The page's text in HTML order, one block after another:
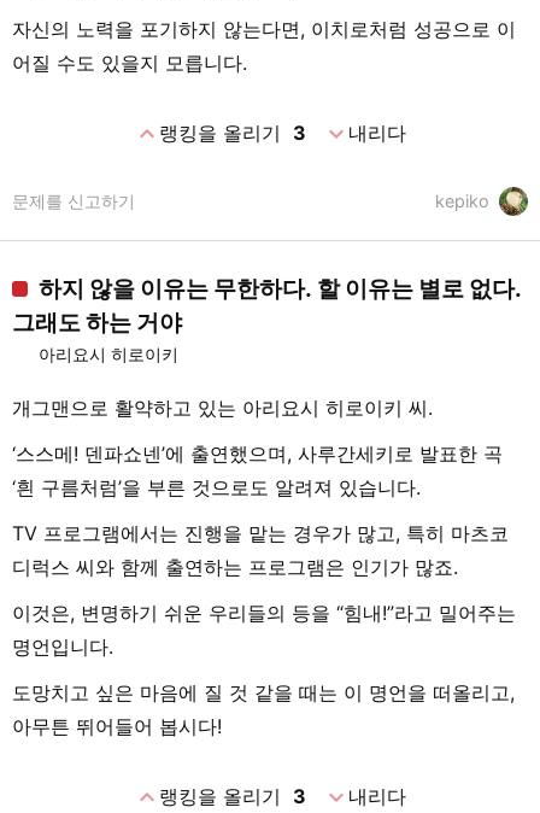
자신의 노력을 포기하지 않는다면, 이치로처럼 성공으로 이
어질 수도 있을지 모릅니다.
expand_less랭킹을 올리기 3 expand_more내리다
kepiko
문제를 신고하기
하지 않을 이유는 무한하다. 할 이유는 별로 없다.
그래도 하는 거야
아리요시 히로이키
개그맨으로 활약하고 있는 아리요시 히로이키 씨.
‘스스메! 덴파쇼넨’에 출연했으며, 사루간세키로 발표한 곡
‘흰 구름처럼’을 부른 것으로도 알려져 있습니다.
TV 프로그램에서는 진행을 맡는 경우가 많고, 특히 마츠코
디럭스 씨와 함께 출연하는 프로그램은 인기가 많죠.
이것은, 변명하기 쉬운 우리들의 등을 “힘내!”라고 밀어주는
명언입니다.
도망치고 싶은 마음에 질 것 같을 때는 이 명언을 떠올리고,
아무튼 뛰어들어 봅시다!
expand_less랭킹을 올리기 3 expand_more내리다